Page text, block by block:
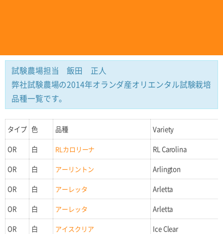
試験農場担当 飯田 正人
弊社試験農場の2014年オランダ産オリエンタル試験栽培
品種一覧です。
タイプ 色 品種 Variety
OR 白 RLカロリーナ RL Carolina
OR 白 アーリントン Arlington
OR 白 アーレッタ Arletta
OR 白 アーレッタ Arletta
OR 白 アイスクリア Ice Clear